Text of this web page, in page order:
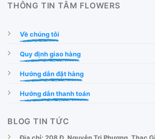
THÔNG TIN TÂM FLOWERS
Về chúng tôi
Quy định giao hàng
Hướng dẫn đặt hàng
Hướng dẫn thanh toán
BLOG TIN TỨC